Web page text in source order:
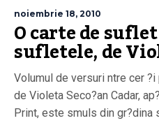
noiembrie 18, 2010
O carte de
sufletele, de
Volumul de versuri ntre cer
de Violeta Seco?an Cadar,
Print, este smuls din gr?dina